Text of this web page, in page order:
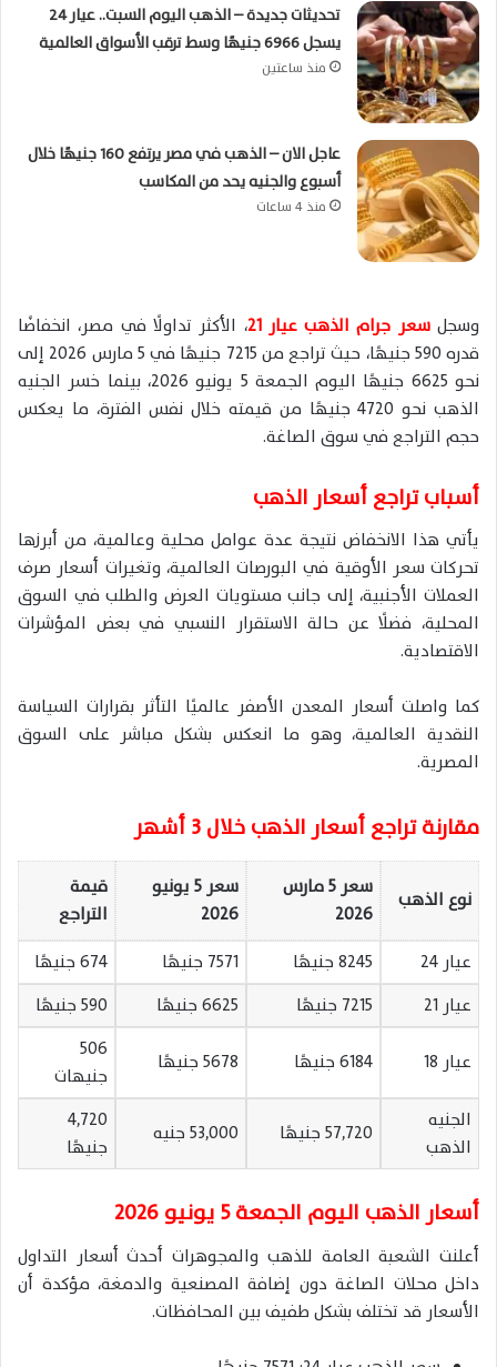
تحديثات جديدة – الذهب اليوم السبت.. عيار 24
يسجل 6966 جنيهًا وسط ترقب الأسواق العالمية
منذ ساعتين
عاجل الان – الذهب في مصر يرتفع 160 جنيهًا خلال
أسبوع والجنيه يحد من المكاسب
منذ 4 ساعات
وسجلسعر جرام الذهب عيار 21 ، الأكثر تداولًا في مصر، انخفاضًا
قدره 590 جنيهًا، حيث تراجع من 7215 جنيهًا في 5 مارس 2026 إلى
نحو 6625 جنيهًا اليوم الجمعة 5 يونيو 2026، بينما خسر الجنيه
الذهب نحو 4720 جنيهًا من قيمته خلال نفس الفترة، ما يعكس
حجم التراجع في سوق الصاغة.
أسباب تراجع أسعار الذهب
يأتي هذا الانخفاض نتيجة عدة عوامل محلية وعالمية، من أبرزها
تحركات سعر الأوقية في البورصات العالمية، وتغيرات أسعار صرف
العملات الأجنبية، إلى جانب مستويات العرض والطلب في السوق
المحلية، فضلًا عن حالة الاستقرار النسبي في بعض المؤشرات
الاقتصادية.
كما واصلت أسعار المعدن الأصفر عالميًا التأثر بقرارات السياسة
النقدية العالمية، وهو ما انعكس بشكل مباشر على السوق
المصرية.
مقارنة تراجع أسعار الذهب خلال 3 أشهر
نوع الذهب
سعر 5 مارس
2026
سعر 5 يونيو
2026
قيمة
التراجع
عيار 24
8245 جنيهًا 7571 جنيهًا
674 جنيهًا
عيار 21
7215 جنيهًا 6625 جنيهًا 590 جنيهًا
عيار 18 6184 جنيهًا 5678 جنيهًا
506
جنيهات
الجنيه
الذهب
57,720 جنيهًا 53,000 جنيه
4,720
جنيهًا
أسعار الذهب اليوم الجمعة 5 يونيو 2026
أعلنت الشعبة العامة للذهب والمجوهرات أحدث أسعار التداول
داخل محلات الصاغة دون إضافة المصنعية والدمغة، مؤكدة أن
الأسعار قد تختلف بشكل طفيف بين المحافظات.